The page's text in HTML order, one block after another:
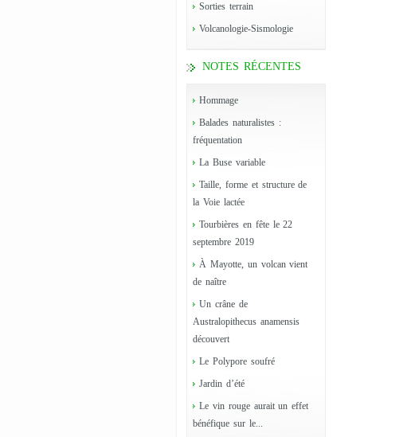
Sorties terrain
Volcanologie-Sismologie
NOTES RÉCENTES
Hommage
Balades naturalistes :
fréquentation
La Buse variable
Taille, forme et structure de
la Voie lactée
Tourbières en fête le 22
septembre 2019
À Mayotte, un volcan vient
de naître
Un crâne de
Australopithecus anamensis
découvert
Le Polypore soufré
Jardin d’été
Le vin rouge aurait un effet
bénéfique sur le...